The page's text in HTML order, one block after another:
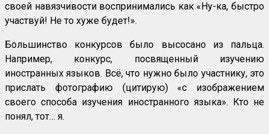
своей навязчивости воспринимались как «Ну-ка, быстро
участвуй! Не то хуже будет!».
Большинство конкурсов было высосано из пальца.
Например, конкурс, посвященный изучению
иностранных языков. Всё, что нужно было участнику, это
прислать фотографию (цитирую) «с изображением
своего способа изучения иностранного языка». Кто не
понял, тот… я.